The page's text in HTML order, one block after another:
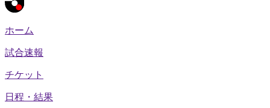
ホーム
試合速報
チケット
日程・結果